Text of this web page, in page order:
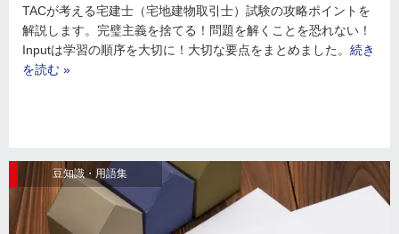
TACが考える宅建士（宅地建物取引士）試験の攻略ポイントを
解説します。完璧主義を捨てる！問題を解くことを恐れない！
Inputは学習の順序を大切に！大切な要点をまとめました。 続き
を読む »
豆知識・用語集